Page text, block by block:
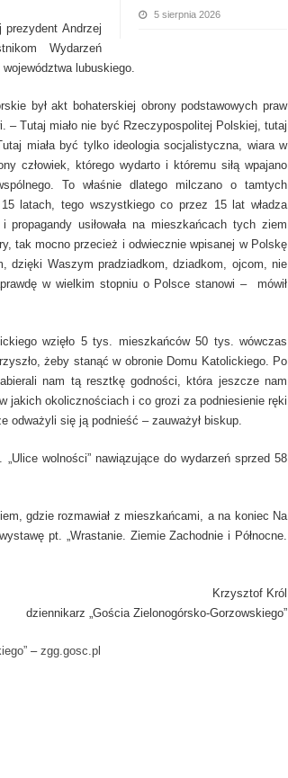
5 sierpnia 2026
prezydent Andrzej
Wydarzeń
lubuskiego.
był akt bohaterskiej obrony podstawowych praw
– Tutaj miało nie być Rzeczypospolitej Polskiej, tutaj
miała być tylko ideologia socjalistyczna, wiara w
człowiek, którego wydarto i któremu siłą wpajano
To właśnie dlatego milczano o tamtych
latach, tego wszystkiego co przez 15 lat władza
usiłowała na mieszkańcach tych ziem
tak mocno przecież i odwiecznie wpisanej w Polskę
dzięki Waszym pradziadkom, dziadkom, ojcom, nie
w wielkim stopniu o Polsce stanowi – mówił
wzięło 5 tys. mieszkańców 50 tys. wówczas
żeby stanąć w obronie Domu Katolickiego. Po
nam tą resztkę godności, która jeszcze nam
jakich okolicznościach i co grozi za podniesienie ręki
odważyli się ją podnieść – zauważył biskup.
wolności” nawiązujące do wydarzeń sprzed 58
gdzie rozmawiał z mieszkańcami, a na koniec Na
pt. „Wrastanie. Ziemie Zachodnie i Północne.
Krzysztof Król
dziennikarz „Gościa Zielonogórsko-Gorzowskiego”
– zgg.gosc.pl